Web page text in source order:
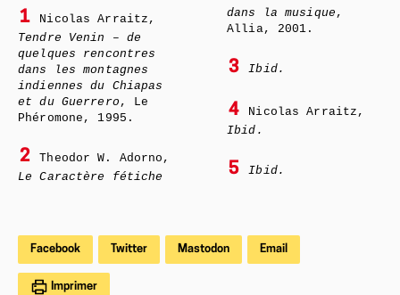
1
Nicolas Arraitz,
Tendre Venin – de
quelques rencontres
dans les montagnes
indiennes du Chiapas
et du Guerrero , Le
Phéromone, 1995.
2
Theodor W. Adorno,
Le Caractère fétiche
dans la musique ,
Allia, 2001.
3 Ibid.
4
Nicolas Arraitz,
Ibid.
5 Ibid.
Facebook Twitter Mastodon Email
Imprimer